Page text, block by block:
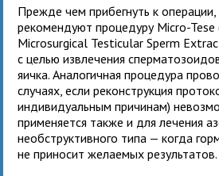
Прежде чем прибегнуть к
рекомендуют процедуру Micro-Tese
Microsurgical Testicular Sperm
с целью извлечения
яичка. Аналогичная процедура
случаях, если реконструкция
индивидуальным причинам)
применяется также и для лечения
необструктивного типа — когда
не приносит желаемых результатов.